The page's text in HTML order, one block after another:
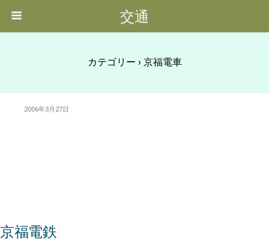
交通
カテゴリー › 京福電車
2006年3月27日
京福電鉄